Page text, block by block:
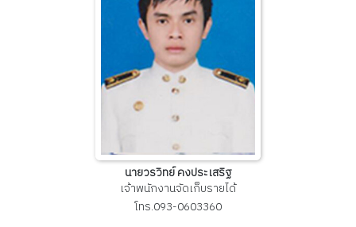
นายวรวิทย์ คงประเสริฐ
เจ้าพนักงานจัดเก็บรายได้
โทร.093-0603360